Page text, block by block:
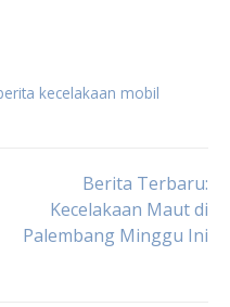
kecelakaan mobil
Berita Terbaru:
Kecelakaan Maut di
Palembang Minggu Ini